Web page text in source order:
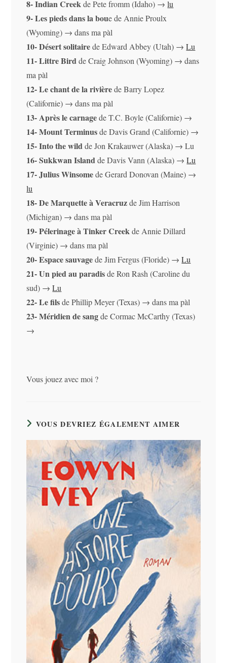
8- Indian Creekde Pete fromm (Idaho) →lu
9- Les pieds dans la boue de Annie Proulx
(Wyoming) → dans ma pàl
10- Désert solitairede Edward Abbey (Utah) →Lu
11- Littre Birdde Craig Johnson (Wyoming) → dans
ma pàl
12- Le chant de la rivièrede Barry Lopez
(Californie) → dans ma pàl
13- Après le carnagede T.C. Boyle (Californie) →
14- Mount Terminusde Davis Grand (Californie) →
15- Into the wildde Jon Krakauwer (Alaska) → Lu
16- Sukkwan Islandde Davis Vann (Alaska) →Lu
17- Julius Winsomede Gerard Donovan (Maine) →
lu
18- De Marquette à Veracruzde Jim Harrison
(Michigan) → dans ma pàl
19- Pélerinage à Tinker Creekde Annie Dillard
(Virginie) → dans ma pàl
20- Espace sauvagede Jim Fergus (Floride) →Lu
21- Un pied au paradisde Ron Rash (Caroline du
sud) →Lu
22- Le filsde Phillip Meyer (Texas) → dans ma pàl
23- Méridien de sangde Cormac McCarthy (Texas)
→
Vous jouez avec moi ?
VOUS DEVRIEZ ÉGALEMENT AIMER